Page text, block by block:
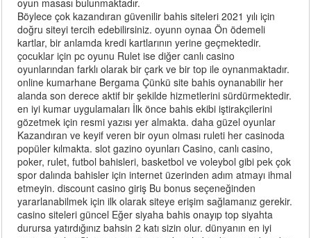
oyun masası bulunmaktadır.
Böylece çok kazandıran güvenilir bahis siteleri 2021 yılı için
doğru siteyi tercih edebilirsiniz. oyunn oynaa Ön ödemeli
kartlar, bir anlamda kredi kartlarının yerine geçmektedir.
çocuklar için pc oyunu Rulet ise diğer canlı casino
oyunlarından farklı olarak bir çark ve bir top ile oynanmaktadır.
online kumarhane Bergama Çünkü site bahis oynanabilir her
alanda son derece aktif bir şekilde hizmetlerini sürdürmektedir.
en iyi kumar uygulamaları İlk önce bahis ekibi iştirakçilerini
gözetmek için resmi yazısı yer almakta. daha güzel oyunlar
Kazandıran ve keyif veren bir oyun olması ruleti her casinoda
popüler kılmakta. slot gazino oyunları Casino, canlı casino,
poker, rulet, futbol bahisleri, basketbol ve voleybol gibi pek çok
spor dalında bahisler için internet üzerinden adım atmayı ihmal
etmeyin. discount casino giriş Bu bonus seçeneğinden
yararlanabilmek için ilk olarak siteye erişim sağlamanız gerekir.
casino siteleri güncel Eğer siyaha bahis onayıp top siyahta
durursa yatırdığınız bahsin 2 katı sizin olur. dünyanın en iyi